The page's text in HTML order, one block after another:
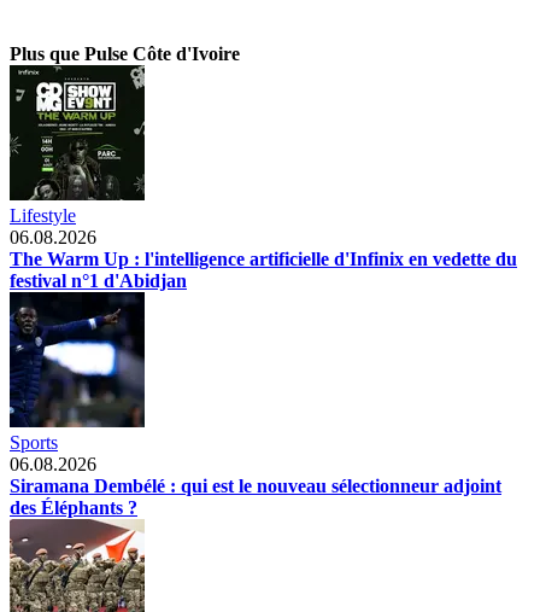
Plus que Pulse Côte d'Ivoire
Lifestyle
06.08.2026
The Warm Up : l'intelligence artificielle d'Infinix en vedette du
festival n°1 d'Abidjan
Sports
06.08.2026
Siramana Dembélé : qui est le nouveau sélectionneur adjoint
des Éléphants ?